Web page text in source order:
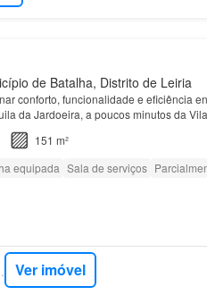
de Batalha, Distrito de Leiria
conforto, funcionalidade e eficiência
da Jardoeira, a poucos minutos da
, ideal para escritório ou quar…
151 m²
equipada Sala de serviços
Ver imóvel